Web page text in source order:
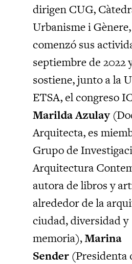
dirigen CUG,
Urbanisme i
comenzó sus
septiembre de 2022
sostiene, junto a la
ETSA, el congreso
Marilda Azulay
Arquitecta, es
Grupo de
Arquitectura
autora de libros y
alrededor de la
ciudad, diversidad y
memoria),Marina
Sender (Presidenta